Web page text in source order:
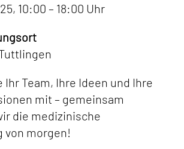
10:00 – 18:00 Uhr
Ihr Team, Ihre Ideen und Ihre
mit – gemeinsam
die medizinische
von morgen!